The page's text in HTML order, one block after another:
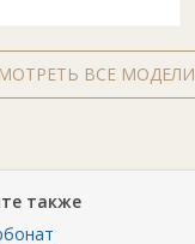
ВСЕ МОДЕЛИ
также